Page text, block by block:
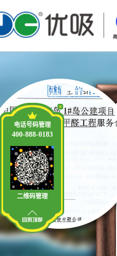
电话号码管理
400-888-0183
二维码管理